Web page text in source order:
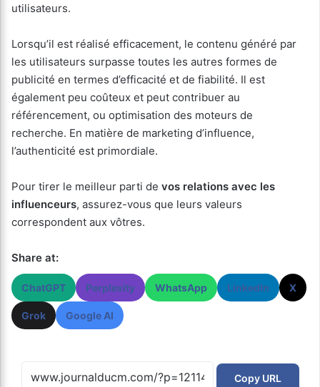
utilisateurs.
Lorsqu’il est réalisé efficacement, le contenu généré par
les utilisateurs surpasse toutes les autres formes de
publicité en termes d’efficacité et de fiabilité. Il est
également peu coûteux et peut contribuer au
référencement, ou optimisation des moteurs de
recherche. En matière de marketing d’influence,
l’authenticité est primordiale.
Pour tirer le meilleur parti de vos relations avec les
influenceurs, assurez-vous que leurs valeurs
correspondent aux vôtres.
Share at:
ChatGPT Perplexity WhatsApp LinkedIn X
Grok Google AI
Copy URL